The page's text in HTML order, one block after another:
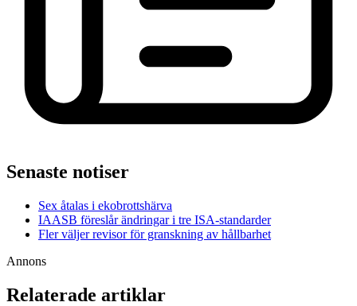
Senaste notiser
Sex åtalas i ekobrottshärva
IAASB föreslår ändringar i tre ISA-standarder
Fler väljer revisor för granskning av hållbarhet
Annons
Relaterade artiklar